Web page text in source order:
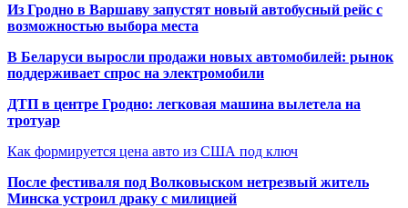
Из Гродно в Варшаву запустят новый автобусный рейс с
возможностью выбора места
В Беларуси выросли продажи новых автомобилей: рынок
поддерживает спрос на электромобили
ДТП в центре Гродно: легковая машина вылетела на
тротуар
Как формируется цена авто из США под ключ
После фестиваля под Волковыском нетрезвый житель
Минска устроил драку с милицией